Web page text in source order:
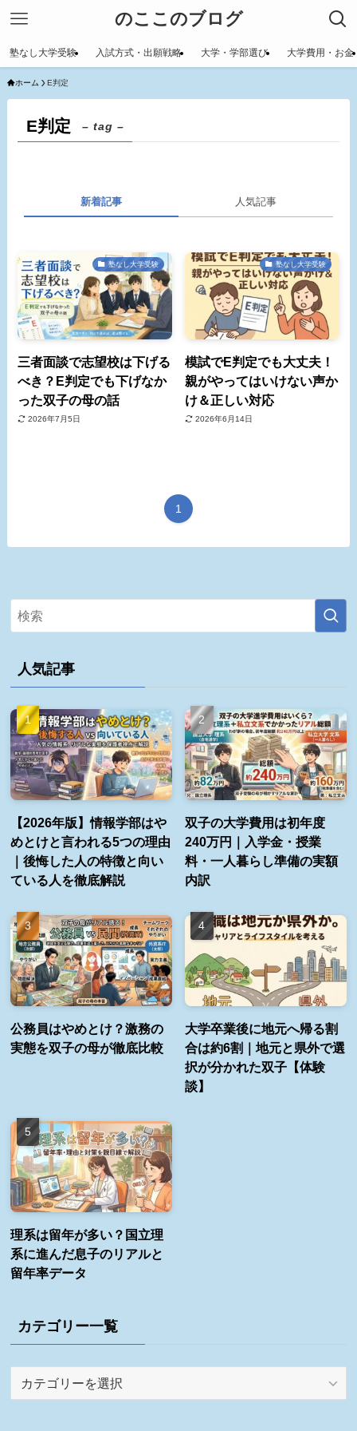
のここのブログ
塾なし大学受験 入試方式・出願戦略 大学・学部選び 大学費用・お金
ホーム E判定
E判定 – tag –
新着記事 人気記事
塾なし大学受験
三者面談で志望校は下げる
べき？E判定でも下げなか
った双子の母の話
2026年7月5日
塾なし大学受験
模試でE判定でも大丈夫！
親がやってはいけない声か
け＆正しい対応
2026年6月14日
1
人気記事
【2026年版】情報学部はや
めとけと言われる5つの理由
｜後悔した人の特徴と向い
ている人を徹底解説
双子の大学費用は初年度
240万円｜入学金・授業
料・一人暮らし準備の実額
内訳
公務員はやめとけ？激務の
実態を双子の母が徹底比較
大学卒業後に地元へ帰る割
合は約6割｜地元と県外で選
択が分かれた双子【体験
談】
理系は留年が多い？国立理
系に進んだ息子のリアルと
留年率データ
カテゴリー一覧